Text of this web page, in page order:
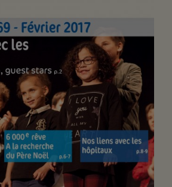
FAIRE UN DON
ASSURANCE VIE/LEGS
ESPACE PRESSE
DEVENIR
UN PETIT PRINCE